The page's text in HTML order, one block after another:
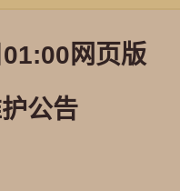
01:00网页版
公告